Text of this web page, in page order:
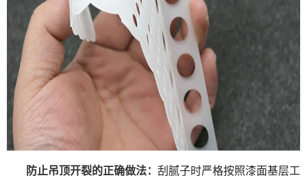
防止吊顶开裂的正确做法： 刮腻子时严格按照漆面基层工